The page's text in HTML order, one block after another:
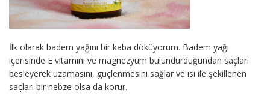
İlk olarak badem yağını bir kaba döküyorum. Badem yağı
içerisinde E vitamini ve magnezyum bulundurduğundan saçları
besleyerek uzamasını, güçlenmesini sağlar ve ısı ile şekillenen
saçları bir nebze olsa da korur.